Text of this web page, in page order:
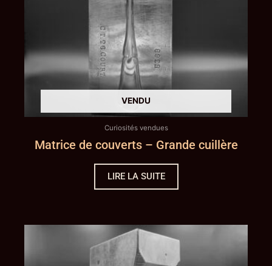
Curiosités vendues
Matrice de couverts – Grande cuillère
LIRE LA SUITE